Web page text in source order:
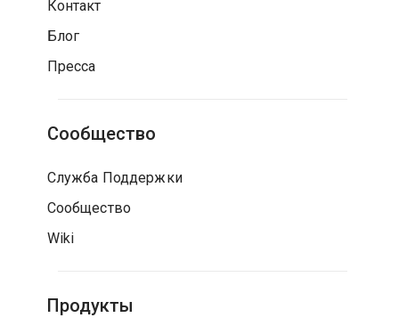
Контакт
Блог
Пресса
Сообщество
Служба Поддержки
Сообщество
Wiki
Продукты